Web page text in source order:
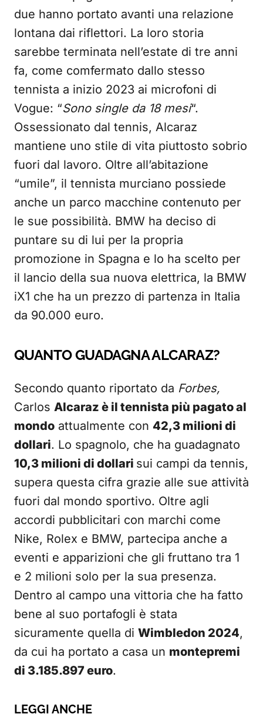
due hanno portato avanti una relazione
lontana dai riflettori. La loro storia
sarebbe terminata nell’estate di tre anni
fa, come comfermato dallo stesso
tennista a inizio 2023 ai microfoni di
Vogue: “Sono single da 18 mesi“.
Ossessionato dal tennis, Alcaraz
mantiene uno stile di vita piuttosto sobrio
fuori dal lavoro. Oltre all’abitazione
“umile”, il tennista murciano possiede
anche un parco macchine contenuto per
le sue possibilità. BMW ha deciso di
puntare su di lui per la propria
promozione in Spagna e lo ha scelto per
il lancio della sua nuova elettrica, la BMW
iX1 che ha un prezzo di partenza in Italia
da 90.000 euro.
QUANTO GUADAGNA ALCARAZ?
Secondo quanto riportato da Forbes,
Carlos Alcaraz è il tennista più pagato al
mondo attualmente con 42,3 milioni di
dollari. Lo spagnolo, che ha guadagnato
10,3 milioni di dollari sui campi da tennis,
supera questa cifra grazie alle sue attività
fuori dal mondo sportivo. Oltre agli
accordi pubblicitari con marchi come
Nike, Rolex e BMW, partecipa anche a
eventi e apparizioni che gli fruttano tra 1
e 2 milioni solo per la sua presenza.
Dentro al campo una vittoria che ha fatto
bene al suo portafogli è stata
sicuramente quella di Wimbledon 2024,
da cui ha portato a casa un montepremi
di 3.185.897 euro.
LEGGI ANCHE